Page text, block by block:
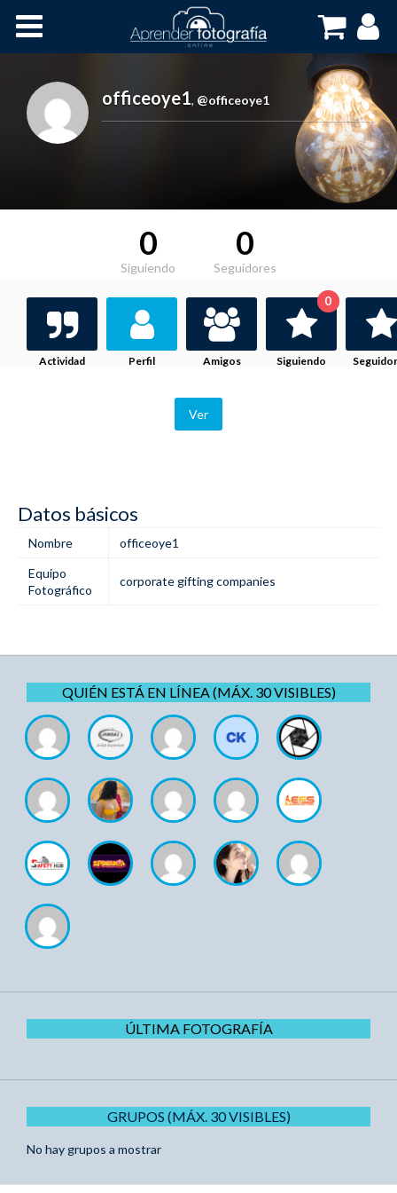
Cursos OnLine
officeoye1, @officeoye1
0
Siguiendo
0
Seguidores
Actividad Perfil Amigos Siguiendo
0
Ver
Datos básicos
Nombre
officeoye1
Equipo
Fotográfico
corporate gifting companies
QUIÉN ESTÁ EN LÍNEA (MÁX. 30 VISIBLES)
ÚLTIMA FOTOGRAFÍA
GRUPOS (MÁX. 30 VISIBLES)
No hay grupos a mostrar